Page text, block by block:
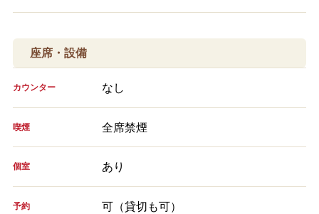
座席・設備
カウンター なし
喫煙 全席禁煙
個室 あり
予約 可（貸切も可）